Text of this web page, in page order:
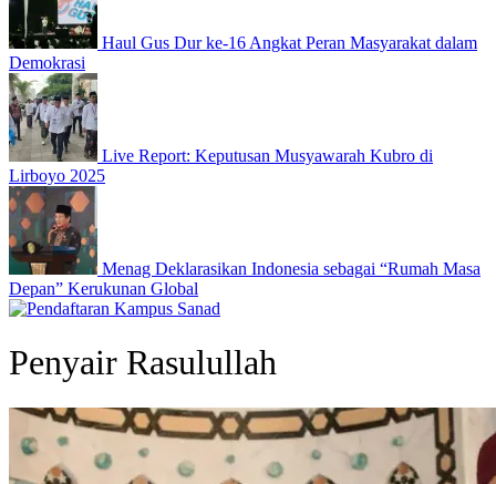
Haul Gus Dur ke-16 Angkat Peran Masyarakat dalam
Demokrasi
Live Report: Keputusan Musyawarah Kubro di
Lirboyo 2025
Menag Deklarasikan Indonesia sebagai “Rumah Masa
Depan” Kerukunan Global
Penyair Rasulullah